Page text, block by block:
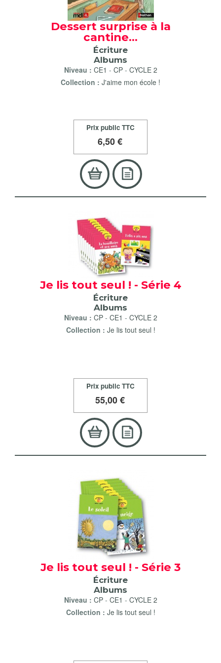
Dessert surprise à la
cantine...
Écriture
Albums
Niveau : CE1 - CP- CYCLE 2
Collection : J'aime mon école !
Prix public TTC
6,50 €
Je lis tout seul ! - Série 4
Écriture
Albums
Niveau : CP- CE1 - CYCLE 2
Collection : Je lis tout seul !
Prix public TTC
55,00 €
Je lis tout seul ! - Série 3
Écriture
Albums
Niveau : CP- CE1 - CYCLE 2
Collection : Je lis tout seul !